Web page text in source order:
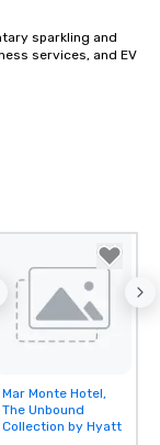
sparkling and
services, and EV
Removed from
favorites
Mar Monte Hotel,
The Unbound
Collection by Hyatt